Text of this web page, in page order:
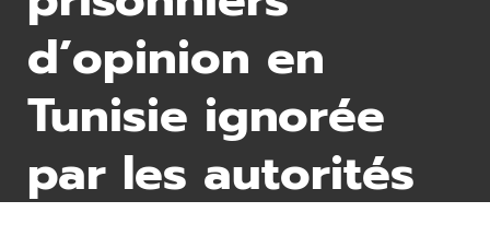
d’opinion en
Tunisie ignorée
par les autorités